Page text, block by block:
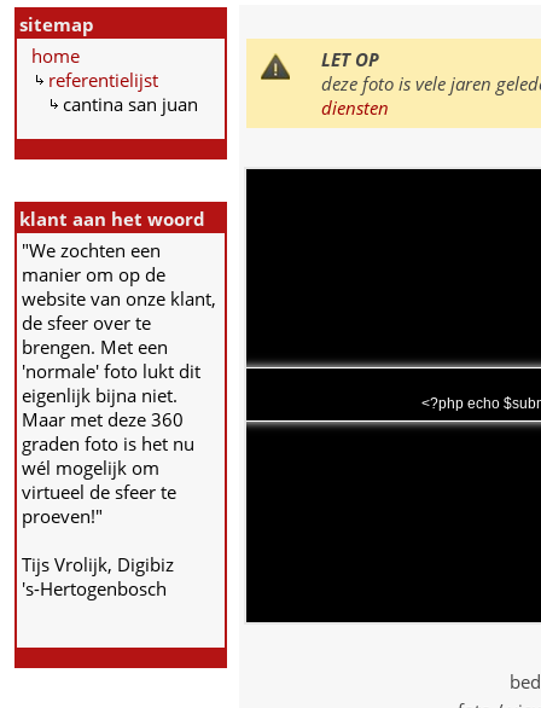
sitemap
home
referentielijst
cantina san juan
klant aan het woord
"We zochten een
manier om op de
website van onze klant,
de sfeer over te
brengen. Met een
'normale' foto lukt dit
eigenlijk bijna niet.
Maar met deze 360
graden foto is het nu
wél mogelijk om
virtueel de sfeer te
proeven!"
Tijs Vrolijk, Digibiz
's-Hertogenbosch
LET OP
deze foto is vele jaren
diensten
<?php echo